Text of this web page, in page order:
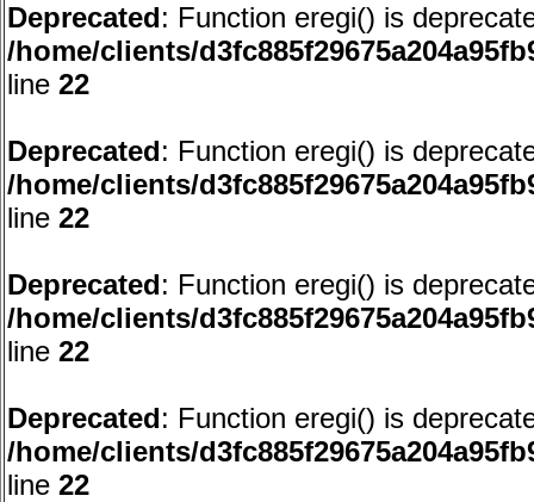
Deprecated: Function eregi() is
/home/clients/
line 22
Deprecated: Function eregi() is
/home/clients/
line 22
Deprecated: Function eregi() is
/home/clients/
line 22
Deprecated: Function eregi() is
/home/clients/
line 22